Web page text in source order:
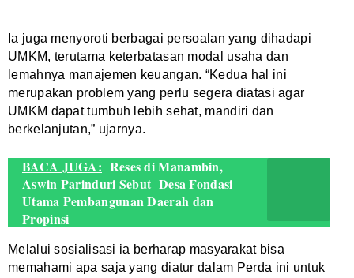
Ia juga menyoroti berbagai persoalan yang dihadapi
UMKM, terutama keterbatasan modal usaha dan
lemahnya manajemen keuangan. “Kedua hal ini
merupakan problem yang perlu segera diatasi agar
UMKM dapat tumbuh lebih sehat, mandiri dan
berkelanjutan,” ujarnya.
BACA JUGA: Reses di Manambin,
Aswin Parinduri Sebut Desa Fondasi
Utama Pembangunan Daerah dan
Propinsi
Melalui sosialisasi ia berharap masyarakat bisa
memahami apa saja yang diatur dalam Perda ini untuk